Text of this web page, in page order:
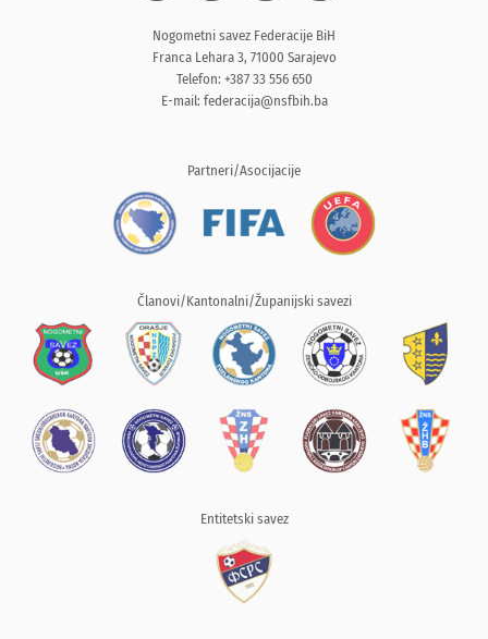
Nogometni savez Federacije BiH
Franca Lehara 3, 71000 Sarajevo
Telefon: +387 33 556 650
E-mail: federacija@nsfbih.ba
Partneri/Asocijacije
Članovi/Kantonalni/Županijski savezi
Entitetski savez